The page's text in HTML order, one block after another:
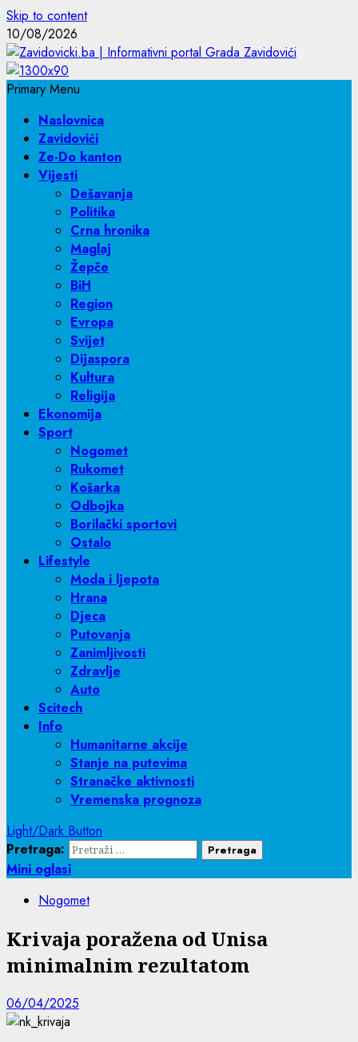
Skip to content
10/08/2026
Primary Menu
Naslovnica
Zavidovići
Ze-Do kanton
Vijesti
Dešavanja
Politika
Crna hronika
Maglaj
Žepče
BiH
Region
Evropa
Svijet
Dijaspora
Kultura
Religija
Ekonomija
Sport
Nogomet
Rukomet
Košarka
Odbojka
Borilački sportovi
Ostalo
Lifestyle
Moda i ljepota
Hrana
Djeca
Putovanja
Zanimljivosti
Zdravlje
Auto
Scitech
Info
Humanitarne akcije
Stanje na putevima
Stranačke aktivnosti
Vremenska prognoza
Light/Dark Button
Pretraga:
Mini oglasi
Nogomet
Krivaja poražena od Unisa
minimalnim rezultatom
06/04/2025